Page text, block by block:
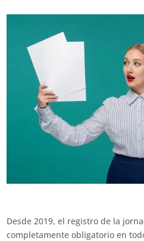
Desde 2019, el registro de la
completamente obligatorio en